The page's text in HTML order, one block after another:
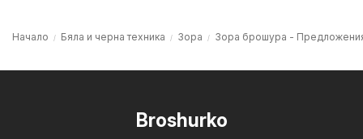
Начало Бяла и черна техника Зора Зора брошура -
Broshurko